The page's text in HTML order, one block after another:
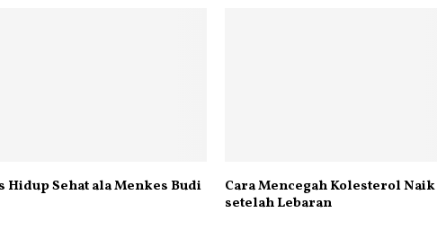
Hidup Sehat ala Menkes Budi
Cara Mencegah Kolesterol Naik
setelah Lebaran